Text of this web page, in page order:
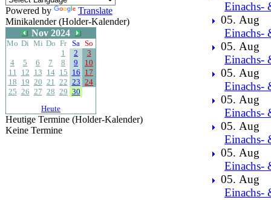
Powered by
Translate
Minikalender (Holder-Kalender)
Nov 2024
Mo Di Mi Do Fr Sa So
1
2
3
4
5 6 7 8 9
10
11 12 13 14 15 16 17
18 19 20 21 22 23 24
25 26 27 28 29 30
Heute
Heutige Termine (Holder-Kalender)
Keine Termine
Einachs-
05. Aug
Einachs-
05. Aug
Einachs-
05. Aug
Einachs-
05. Aug
Einachs-
05. Aug
Einachs-
05. Aug
Einachs-
05. Aug
Einachs-